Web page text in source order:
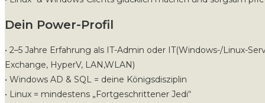
Dein Power-Profil
• 2–5 Jahre Erfahrung als IT-Admin oder IT(Windows-/Linux-
Exchange, HyperV, LAN,WLAN)
• Windows AD & SQL = deine Königsdisziplin
• Linux = mindestens „Fortgeschrittener Jedi“